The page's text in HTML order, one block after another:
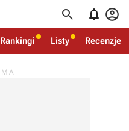
  
Rankingi Listy Recenzje